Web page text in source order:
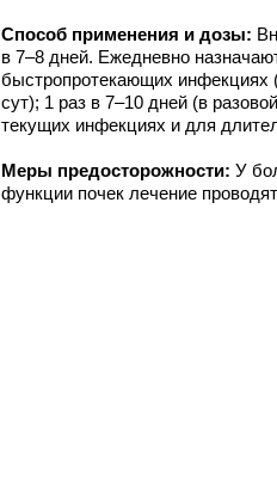
Способ применения и дозы:
в 7–8 дней. Ежедневно
быстропротекающих инфекциях
сут); 1 раз в 7–10 дней (в
текущих инфекциях и для
Меры предосторожности: У
функции почек лечение